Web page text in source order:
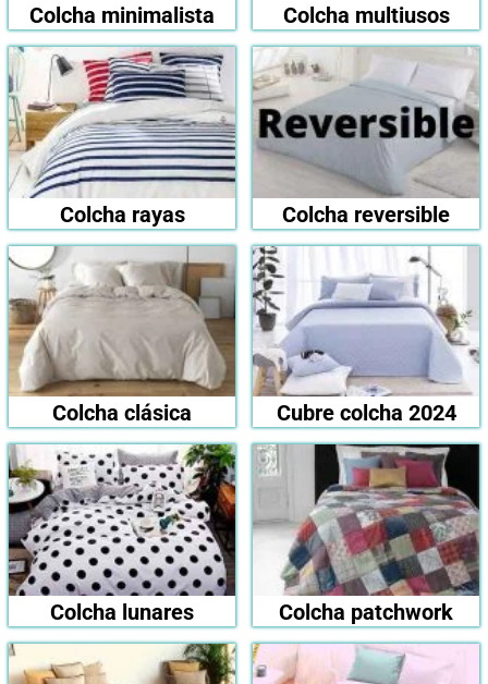
Colcha minimalista Colcha multiusos
Colcha rayas Colcha reversible
Colcha clásica Cubre colcha 2024
Colcha lunares Colcha patchwork